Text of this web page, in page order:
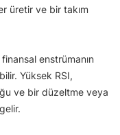
üretir ve bir takım
enstrümanın
Yüksek RSI,
ve bir düzeltme veya